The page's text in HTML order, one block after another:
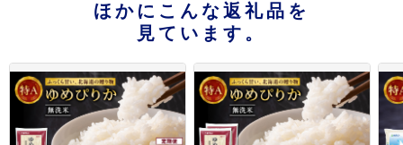
ほかにこんな返礼品を
見ています。